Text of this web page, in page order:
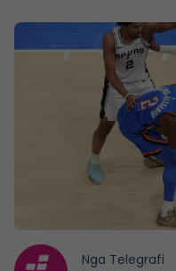
Nga Telegrafi